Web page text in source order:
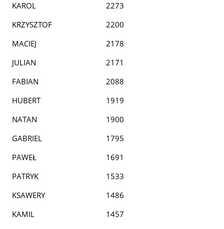
KAROL
2273
KRZYSZTOF
2200
MACIEJ
2178
JULIAN
2171
FABIAN
2088
HUBERT
1919
NATAN
1900
GABRIEL
1795
PAWEŁ
1691
PATRYK
1533
KSAWERY
1486
KAMIL
1457